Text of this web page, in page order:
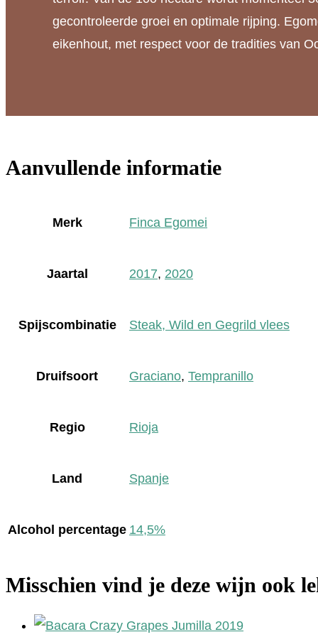
gecontroleerde groei en optimale rijping.
eikenhout, met respect voor de tradities van
Aanvullende informatie
Merk Finca Egomei
Jaartal 2017, 2020
Spijscombinatie Steak, Wild en Gegrild vlees
Druifsoort Graciano, Tempranillo
Regio Rioja
Land Spanje
Alcohol percentage 14,5%
Misschien vind je deze wijn ook